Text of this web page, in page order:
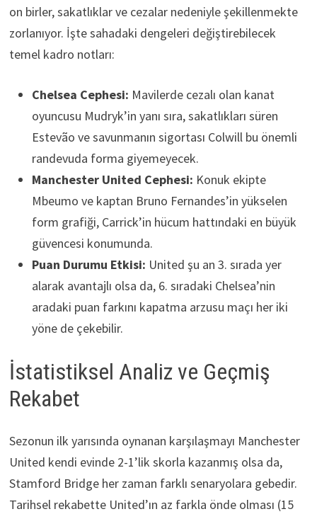
on birler, sakatlıklar ve cezalar nedeniyle şekillenmekte
zorlanıyor. İşte sahadaki dengeleri değiştirebilecek
temel kadro notları:
Chelsea Cephesi: Mavilerde cezalı olan kanat
oyuncusu Mudryk’in yanı sıra, sakatlıkları süren
Estevão ve savunmanın sigortası Colwill bu önemli
randevuda forma giyemeyecek.
Manchester United Cephesi: Konuk ekipte
Mbeumo ve kaptan Bruno Fernandes’in yükselen
form grafiği, Carrick’in hücum hattındaki en büyük
güvencesi konumunda.
Puan Durumu Etkisi: United şu an 3. sırada yer
alarak avantajlı olsa da, 6. sıradaki Chelsea’nin
aradaki puan farkını kapatma arzusu maçı her iki
yöne de çekebilir.
İstatistiksel Analiz ve Geçmiş
Rekabet
Sezonun ilk yarısında oynanan karşılaşmayı Manchester
United kendi evinde 2-1’lik skorla kazanmış olsa da,
Stamford Bridge her zaman farklı senaryolara gebedir.
Tarihsel rekabette United’ın az farkla önde olması (15